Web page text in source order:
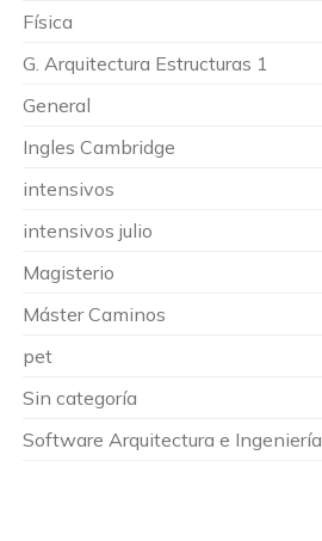
Física
G. Arquitectura Estructuras 1
General
Ingles Cambridge
intensivos
intensivos julio
Magisterio
Máster Caminos
pet
Sin categoría
Software Arquitectura e Ingeniería